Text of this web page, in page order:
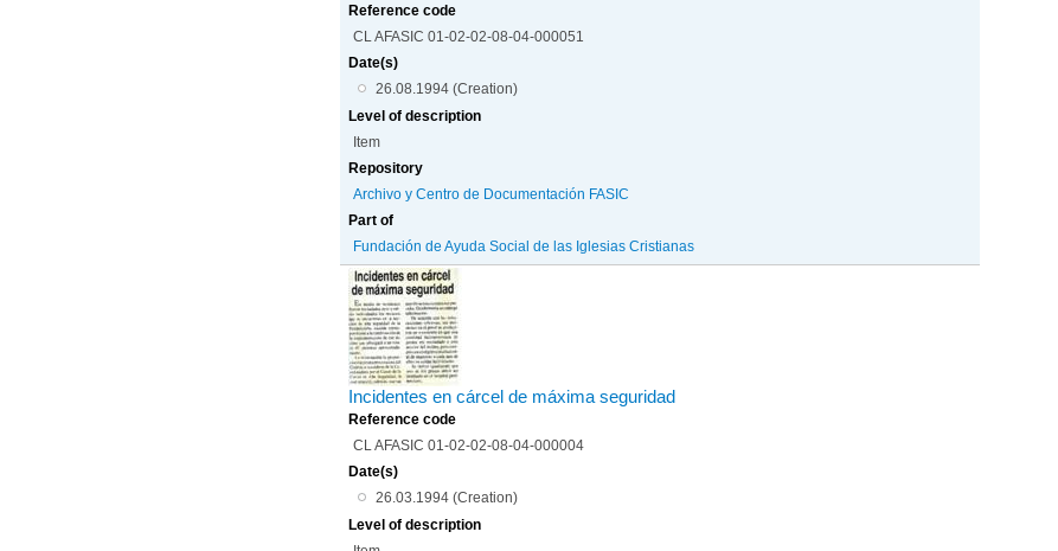
Reference code
CL AFASIC 01-02-02-08-04-000051
Date(s)
26.08.1994 (Creation)
Level of description
Item
Repository
Archivo y Centro de Documentación FASIC
Part of
Fundación de Ayuda Social de las Iglesias Cristianas
Incidentes en cárcel de máxima seguridad
Reference code
CL AFASIC 01-02-02-08-04-000004
Date(s)
26.03.1994 (Creation)
Level of description